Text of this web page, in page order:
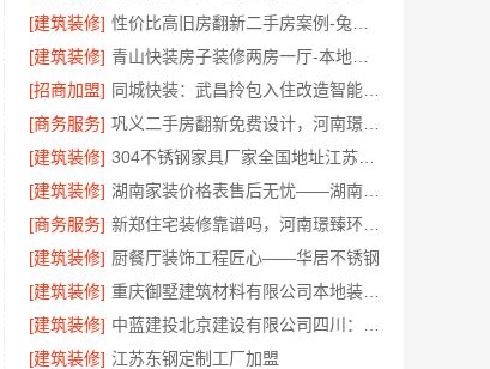
[建筑装修]
[建筑装修]
[招商加盟]
同城快装：武昌拎包入住改造智能家装省心
[商务服务]
巩义二手房翻新免费设计，河南璟臻环保建材有限公司
[建筑装修]
304不锈钢家具厂家全国地址江苏东钢金属科技有限公司
[建筑装修]
湖南家装价格表售后无忧——湖南创益讯建筑
[商务服务]
新郑住宅装修靠谱吗，河南璟臻环保建材有限公司标准化施工
[建筑装修] 厨餐厅装饰工程匠心——华居不锈钢
[建筑装修]
重庆御墅建筑材料有限公司本地装配式别墅建造零增项
[建筑装修]
[建筑装修] 江苏东钢定制工厂加盟